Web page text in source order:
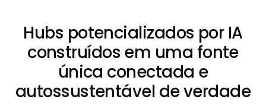
Hubs potencializados por IA
construídos em uma fonte
única conectada e
autossustentável de verdade